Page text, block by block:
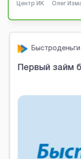
Центр ИК Олег
Манимен
Первый займ